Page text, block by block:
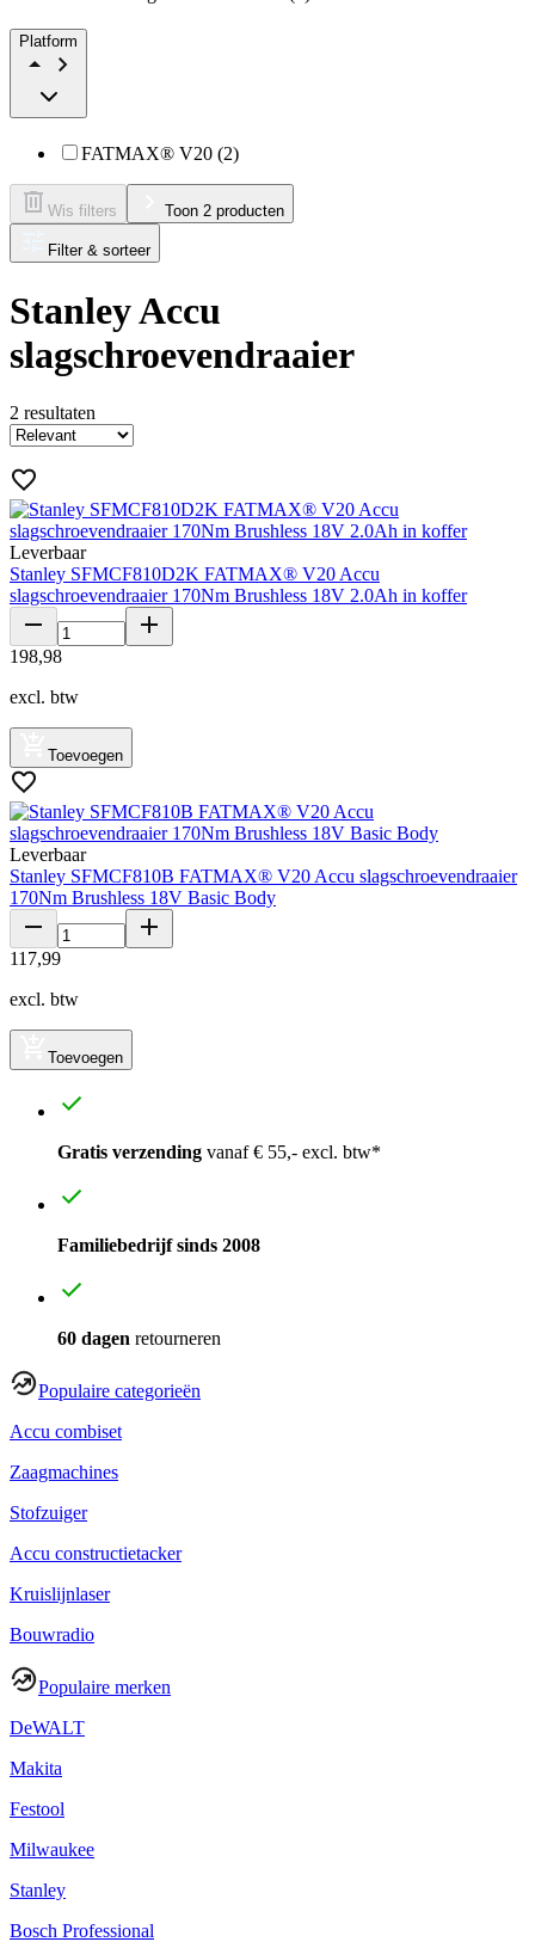
Platform
FATMAX® V20 (2)
Wis filters Toon 2 producten
Filter & sorteer
Stanley Accu
slagschroevendraaier
2 resultaten
Leverbaar
Stanley SFMCF810D2K FATMAX® V20 Accu
slagschroevendraaier 170Nm Brushless 18V 2.0Ah in koffer
198,98
excl. btw
Toevoegen
Leverbaar
Stanley SFMCF810B FATMAX® V20 Accu slagschroevendraaier
170Nm Brushless 18V Basic Body
117,99
excl. btw
Toevoegen
Gratis verzending vanaf € 55,- excl. btw*
Familiebedrijf sinds 2008
60 dagen retourneren
Populaire categorieën
Accu combiset
Zaagmachines
Stofzuiger
Accu constructietacker
Kruislijnlaser
Bouwradio
Populaire merken
DeWALT
Makita
Festool
Milwaukee
Stanley
Bosch Professional